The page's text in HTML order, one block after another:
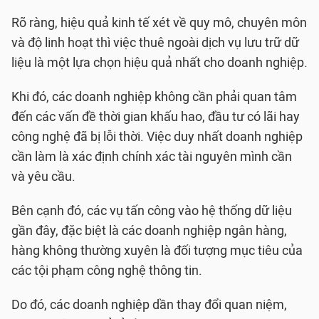
Rõ ràng, hiệu quả kinh tế xét về quy mô, chuyên môn
và độ linh hoạt thì việc thuê ngoài dịch vụ lưu trữ dữ
liệu là một lựa chọn hiệu quả nhất cho doanh nghiệp.
Khi đó, các doanh nghiệp không cần phải quan tâm
đến các vấn đề thời gian khấu hao, đầu tư có lãi hay
công nghệ đã bị lỗi thời. Việc duy nhất doanh nghiệp
cần làm là xác định chính xác tài nguyên mình cần
và yêu cầu.
Bên cạnh đó, các vụ tấn công vào hệ thống dữ liệu
gần đây, đặc biệt là các doanh nghiệp ngân hàng,
hàng không thường xuyên là đối tượng mục tiêu của
các tội phạm công nghệ thông tin.
Do đó, các doanh nghiệp dần thay đổi quan niệm,